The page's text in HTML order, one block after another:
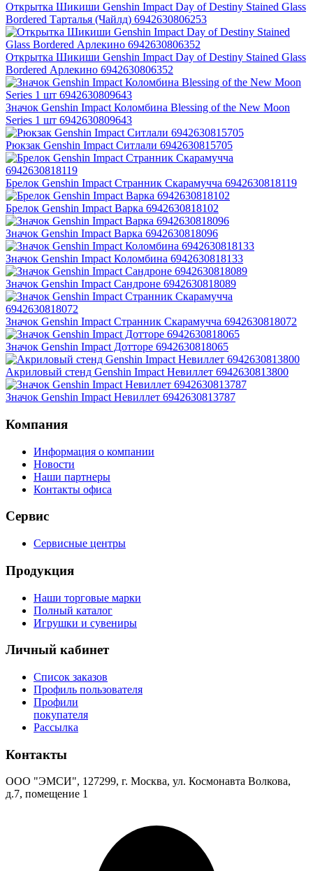
Открытка Шикиши Genshin Impact Day of Destiny Stained Glass
Bordered Тарталья (Чайлд) 6942630806253
Открытка Шикиши Genshin Impact Day of Destiny Stained Glass
Bordered Арлекино 6942630806352
Значок Genshin Impact Коломбина Blessing of the New Moon
Series 1 шт 6942630809643
Рюкзак Genshin Impact Ситлали 6942630815705
Брелок Genshin Impact Странник Скарамучча 6942630818119
Брелок Genshin Impact Варка 6942630818102
Значок Genshin Impact Варка 6942630818096
Значок Genshin Impact Коломбина 6942630818133
Значок Genshin Impact Сандроне 6942630818089
Значок Genshin Impact Странник Скарамучча 6942630818072
Значок Genshin Impact Дотторе 6942630818065
Акриловый стенд Genshin Impact Невиллет 6942630813800
Значок Genshin Impact Невиллет 6942630813787
Компания
Информация о компании
Новости
Наши партнеры
Контакты офиса
Сервис
Сервисные центры
Продукция
Наши торговые марки
Полный каталог
Игрушки и сувениры
Личный кабинет
Список заказов
Профиль пользователя
Профили
покупателя
Рассылка
Контакты
ООО "ЭМСИ", 127299, г. Москва, ул. Космонавта Волкова,
д.7, помещение 1